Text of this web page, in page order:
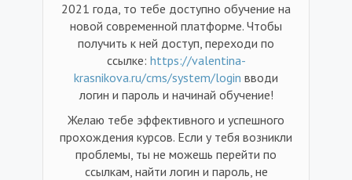
2021 года, то тебе доступно обучение на
новой современной платформе. Чтобы
получить к ней доступ, переходи по
ссылке: https://valentina-
krasnikova.ru/cms/system/login вводи
логин и пароль и начинай обучение!
Желаю тебе эффективного и успешного
прохождения курсов. Если у тебя возникли
проблемы, ты не можешь перейти по
ссылкам, найти логин и пароль, не